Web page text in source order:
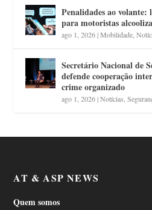
Penalidades ao volante:
para motoristas
ago 1, 2026|Mobilidade ,
Secretário Nacional de
defende cooperação
crime organizado
ago 1, 2026|Notícias ,
AT & ASP NEWS
Quem somos